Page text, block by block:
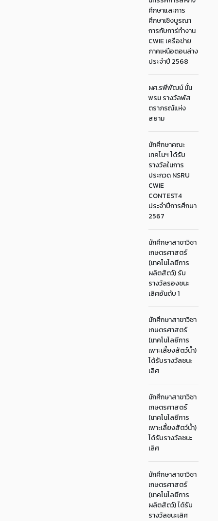
ศึกษาและการ
ศึกษาเชิงบูรณา
การกับการ่ทำงาน
CWIE เครือข่าย
ภาคเหนือตอนล่าง
ประจำปี 2568
ผศ.รพีพัฒน์ มั่น
พรม รางวัลพัส
ตราภรณ์แห่ง
สยาม
นักศึกษาคณะ
เทคโนฯ ได้รับ
รางวัลในการ
ประกวด NSRU
CWIE
CONTEST4
ประจำปีการศึกษา
2567
นักศึกษาสาขาวิชา
เกษตรศาสตร์
(เทคโนโลยีการ
ผลิตสัตว์) รับ
รางวัลรองชนะ
เลิศอันดับ 1
นักศึกษาสาขาวิชา
เกษตรศาสตร์
(เทคโนโลยีการ
เพาะเลี้ยงสัตว์น้ำ)
ได้รับรางวัลชนะ
เลิศ
นักศึกษาสาขาวิชา
เกษตรศาสตร์
(เทคโนโลยีการ
เพาะเลี้ยงสัตว์น้ำ)
ได้รับรางวัลชนะ
เลิศ
นักศึกษาสาขาวิชา
เกษตรศาสตร์
(เทคโนโลยีการ
ผลิตสัตว์) ได้รับ
รางวัลชนะเลิศ